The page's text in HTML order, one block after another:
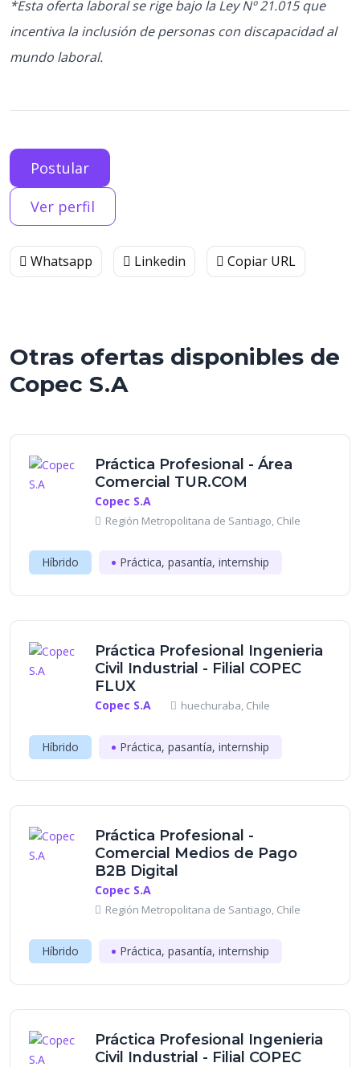
*Esta oferta laboral se rige bajo la Ley Nº 21.015 que
incentiva la inclusión de personas con discapacidad al
mundo laboral.
Postular
Ver perfil
Whatsapp Linkedin Copiar URL
Otras ofertas disponibles de
Copec S.A
Práctica Profesional - Área
Comercial TUR.COM
Copec S.A
Región Metropolitana de Santiago, Chile
Híbrido Práctica, pasantía, internship
Práctica Profesional Ingenieria
Civil Industrial - Filial COPEC
FLUX
Copec S.A huechuraba, Chile
Híbrido Práctica, pasantía, internship
Práctica Profesional -
Comercial Medios de Pago
B2B Digital
Copec S.A
Región Metropolitana de Santiago, Chile
Híbrido Práctica, pasantía, internship
Práctica Profesional Ingenieria
Civil Industrial - Filial COPEC